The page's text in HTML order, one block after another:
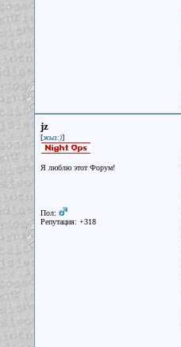
jz
[жыз:)]
Я люблю этот Форум!
Пол:
Репутация: +318